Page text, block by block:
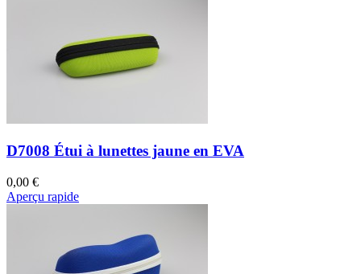
D7008 Étui à lunettes jaune en EVA
0,00 €
Aperçu rapide